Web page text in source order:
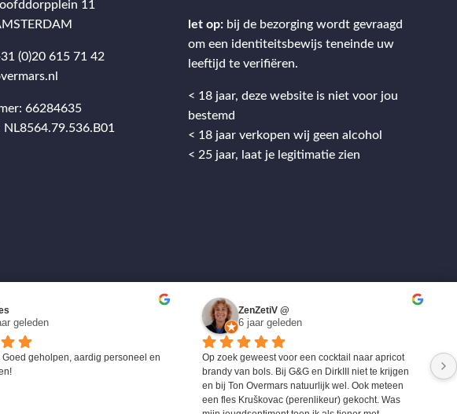
11
(0)20 615 71 42
66284635
NL8564.79.536.B01
let op: bij de bezorging wordt gevraagd
om een identiteitsbewijs teneinde uw
leeftijd te verifiëren.
< 18 jaar, deze website is niet voor jou
bestemd
< 18 jaar verkopen wij geen alcohol
< 25 jaar, laat je legitimatie zien
geleden
Goed geholpen, aardig personeel en
ZenZetiV @
6 jaar geleden
Op zoek geweest voor een cocktail naar apricot
brandy van bols. Bij G&G en DirkIII niet te krijgen
en bij Ton Overmars natuurlijk wel. Ook meteen
een fles Kruškovac (perenlikeur) gekocht. Was